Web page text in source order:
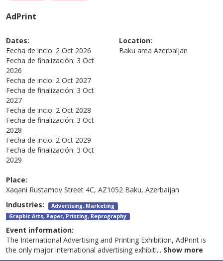
AdPrint
Dates:
Fecha de incio: 2 Oct 2026
Fecha de finalización: 3 Oct
2026
Fecha de incio: 2 Oct 2027
Fecha de finalización: 3 Oct
2027
Fecha de incio: 2 Oct 2028
Fecha de finalización: 3 Oct
2028
Fecha de incio: 2 Oct 2029
Fecha de finalización: 3 Oct
2029
Location:
Baku area Azerbaijan
Place:
Xaqani Rustamov Street 4C, AZ1052 Baku, Azerbaijan
Industries: Advertising, Marketing
Graphic Arts, Paper, Printing, Reprography
Event information:
The International Advertising and Printing Exhibition, AdPrint is
the only major international advertising exhibiti... Show more